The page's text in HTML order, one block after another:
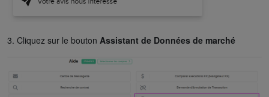
3. Cliquez sur le bouton Assistant de Données de marché